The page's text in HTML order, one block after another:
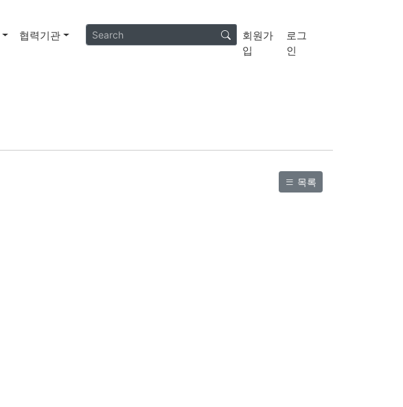
협력기관
회원가
입
로그
인
목록